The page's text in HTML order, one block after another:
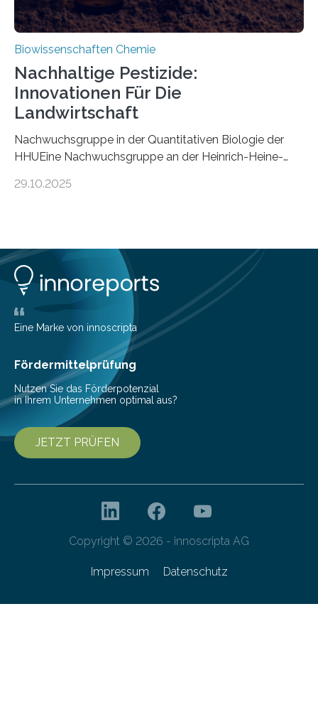
Biowissenschaften Chemie
Nachhaltige Pestizide:
Innovationen Für Die
Landwirtschaft
Nachwuchsgruppe in der Quantitativen Biologie der
HHUEine Nachwuchsgruppe an der Heinrich-Heine-
fünf Jahren erforschen, wie Bakterien auf
Insektenblume. Das Bundesministerium für Forschung,
Technologie und Raumfahrt (BMFTR) fördert das
Projekt im Rahmen der Nationalen
Bioökonomiestrategie mit rund 2,7 Millionen Euro.
Pestizide sind äußerst wichtig, um die globale
Ernährung zu sichern. Ohne sie besteht die weltweite
Gefahr erheblicher…
29.10.2025
Eine Marke von innoscripta
Fördermittelprüfung
Nutzen Sie das Förderpotenzial
in Ihrem Unternehmen optimal aus?
JETZT PRÜFEN
Copyright © 2026 - innoscripta AG
Impressum Datenschutz